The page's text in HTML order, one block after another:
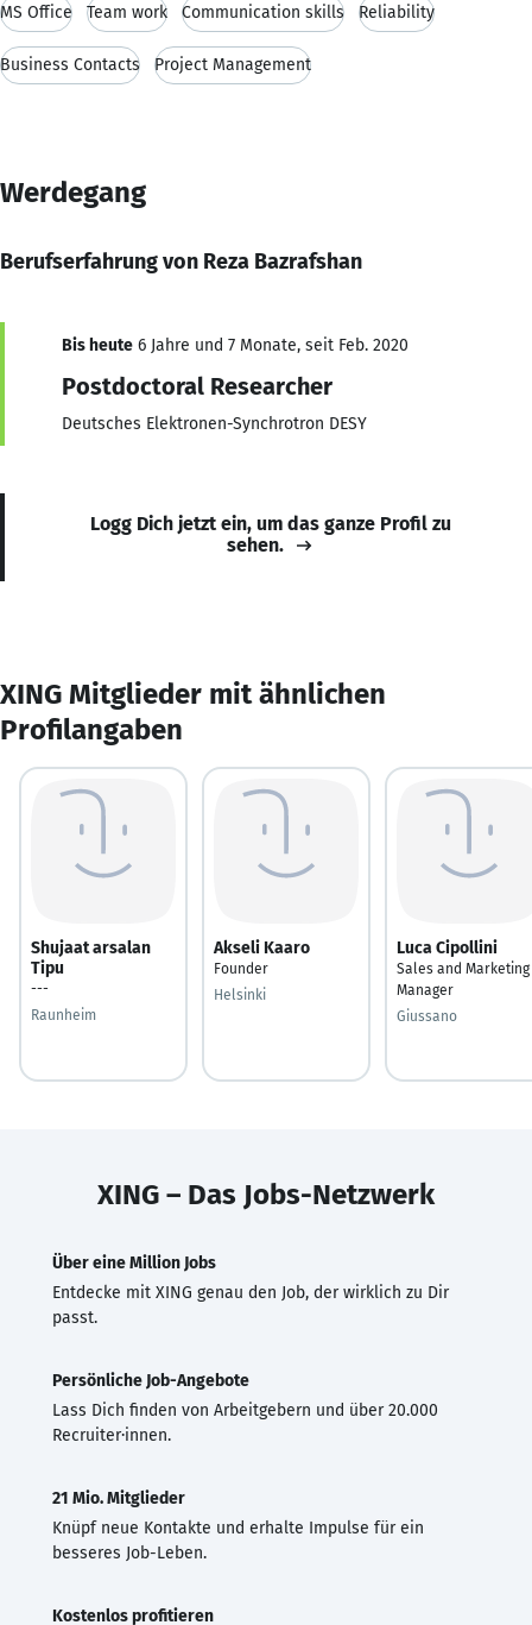
MS Office Team work Communication skills Reliability
Business Contacts Project Management
Werdegang
Berufserfahrung von Reza Bazrafshan
Bis heute 6 Jahre und 7 Monate, seit Feb. 2020
Postdoctoral Researcher
Deutsches Elektronen-Synchrotron DESY
Logg Dich jetzt ein, um das ganze Profil zu
sehen.
XING Mitglieder mit ähnlichen
Profilangaben
Shujaat arsalan
Tipu
---
Raunheim
Akseli Kaaro
Founder
Helsinki
Luca Cipollini
Sales and Marketing
Manager
Giussano
XING – Das Jobs-Netzwerk
Über eine Million Jobs
Entdecke mit XING genau den Job, der wirklich zu Dir
passt.
Persönliche Job-Angebote
Lass Dich finden von Arbeitgebern und über 20.000
Recruiter·innen.
21 Mio. Mitglieder
Knüpf neue Kontakte und erhalte Impulse für ein
besseres Job-Leben.
Kostenlos profitieren